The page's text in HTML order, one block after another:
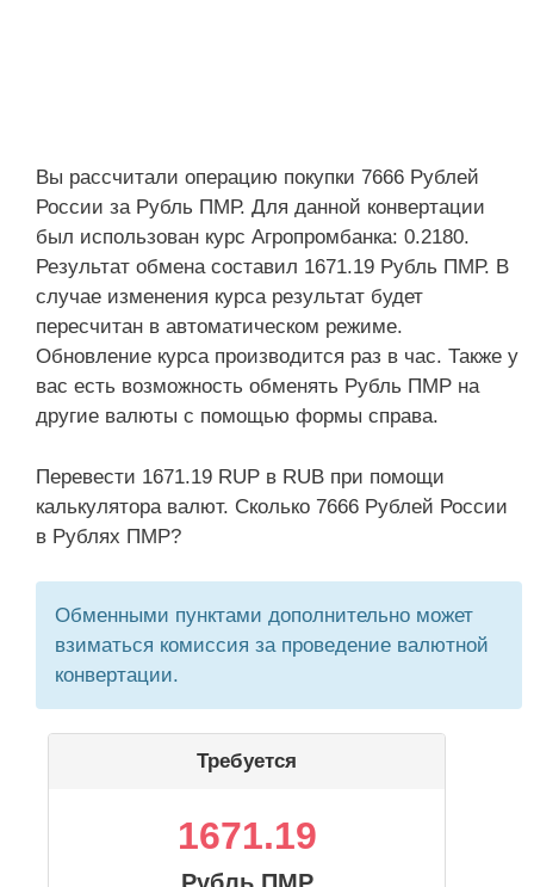
Вы рассчитали операцию покупки 7666 Рублей
России за Рубль ПМР. Для данной конвертации
был использован курс Агропромбанка: 0.2180.
Результат обмена составил 1671.19 Рубль ПМР. В
случае изменения курса результат будет
пересчитан в автоматическом режиме.
Обновление курса производится раз в час. Также у
вас есть возможность обменять Рубль ПМР на
другие валюты с помощью формы справа.
Перевести 1671.19 RUP в RUB при помощи
калькулятора валют. Сколько 7666 Рублей России
в Рублях ПМР?
Обменными пунктами дополнительно может
взиматься комиссия за проведение валютной
конвертации.
Требуется
1671.19